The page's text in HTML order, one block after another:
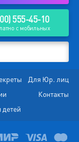
555-45-10
с мобильных
Для Юр. лиц
Контакты